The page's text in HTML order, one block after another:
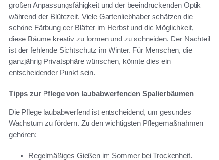
großen Anpassungsfähigkeit und der beeindruckenden Optik
während der Blütezeit. Viele Gartenliebhaber schätzen die
schöne Färbung der Blätter im Herbst und die Möglichkeit,
diese Bäume kreativ zu formen und zu schneiden. Der Nachteil
ist der fehlende Sichtschutz im Winter. Für Menschen, die
ganzjährig Privatsphäre wünschen, könnte dies ein
entscheidender Punkt sein.
Tipps zur Pflege von laubabwerfenden Spalierbäumen
Die Pflege laubabwerfend ist entscheidend, um gesundes
Wachstum zu fördern. Zu den wichtigsten Pflegemaßnahmen
gehören:
Regelmäßiges Gießen im Sommer bei Trockenheit.